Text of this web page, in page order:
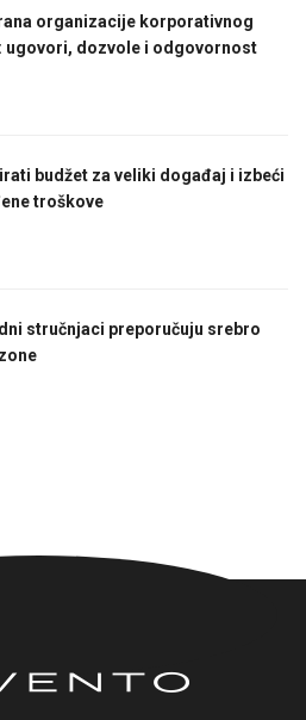
organizacije korporativnog
ugovori, dozvole i odgovornost
budžet za veliki događaj i izbeći
troškove
stručnjaci preporučuju srebro